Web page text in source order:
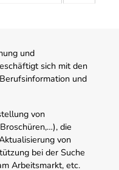
und
sich mit den
und
von
die
von
bei der Suche
Arbeitsmarkt, etc.